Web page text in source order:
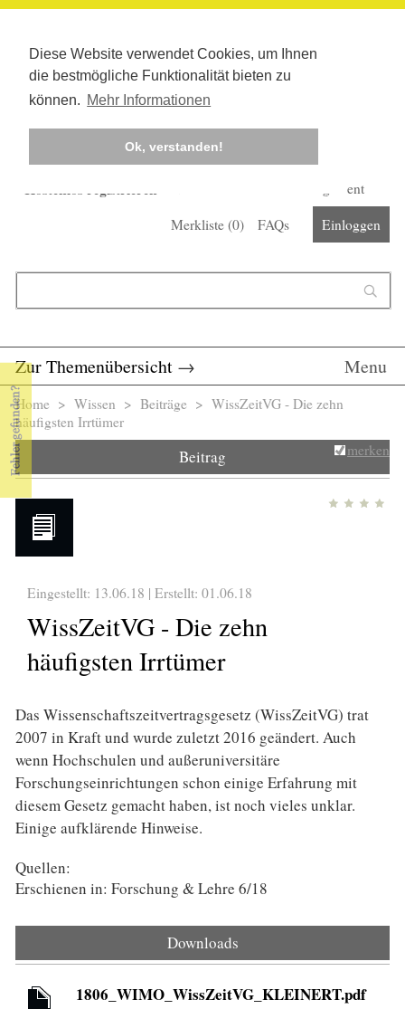
Diese Website verwendet Cookies, um Ihnen
die bestmögliche Funktionalität bieten zu
können. Mehr Informationen
Ok, verstanden!
Kostenlos registrieren
Corona-Management
Merkliste (0) FAQs Einloggen
Zur Themenübersicht → Menu
Sie sind hier
Home > Wissen > Beiträge > WissZeitVG - Die zehn
häufigsten Irrtümer
Beitrag merken
Eingestellt: 13.06.18 | Erstellt: 01.06.18
WissZeitVG - Die zehn
häufigsten Irrtümer
Das Wissenschaftszeitvertragsgesetz (WissZeitVG) trat
2007 in Kraft und wurde zuletzt 2016 geändert. Auch
wenn Hochschulen und außeruniversitäre
Forschungseinrichtungen schon einige Erfahrung mit
diesem Gesetz gemacht haben, ist noch vieles unklar.
Einige aufklärende Hinweise.
Quellen:
Erschienen in: Forschung & Lehre 6/18
Downloads
1806_WIMO_WissZeitVG_KLEINERT.pdf